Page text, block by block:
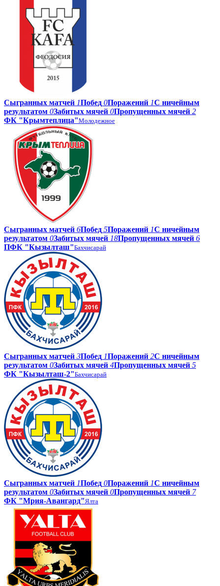
Сыгранных матчей 1Побед 0Поражений 1С ничейным
результатом 0Забитых мячей 0Пропущенных мячей 2
ФК "Крымтеплица"Молодежное
Сыгранных матчей 6Побед 5Поражений 1С ничейным
результатом 0Забитых мячей 18Пропущенных мячей 6
ПФК "Кызылташ"Бахчисарай
Сыгранных матчей 3Побед 1Поражений 2С ничейным
результатом 0Забитых мячей 4Пропущенных мячей 5
ФК "Кызылташ-2"Бахчисарай
Сыгранных матчей 1Побед 0Поражений 1С ничейным
результатом 0Забитых мячей 0Пропущенных мячей 7
ФК "Мрия-Авангард"Ялта